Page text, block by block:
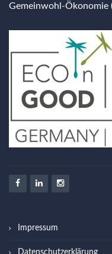
Gemeinwohl-Ökonomie
Impressum
Datenschutzerklärung